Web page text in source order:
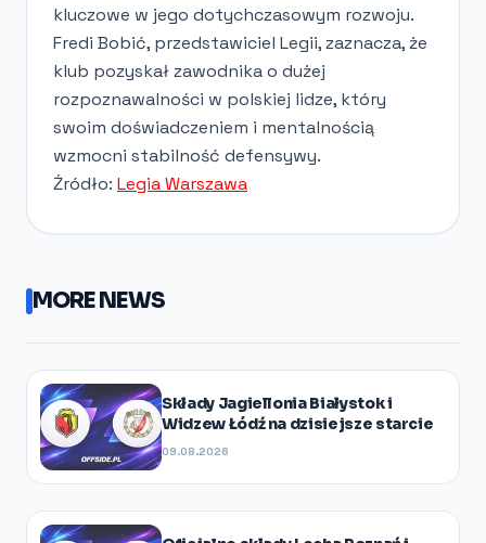
kluczowe w jego dotychczasowym rozwoju.
Fredi Bobić, przedstawiciel Legii, zaznacza, że
klub pozyskał zawodnika o dużej
rozpoznawalności w polskiej lidze, który
swoim doświadczeniem i mentalnością
wzmocni stabilność defensywy.
Źródło: Legia Warszawa
MORE NEWS
Składy Jagiellonia Białystok i
Widzew Łódź na dzisiejsze starcie
09.08.2026